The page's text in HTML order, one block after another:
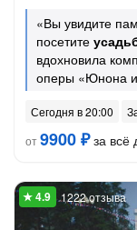
«Вы увидите
посетите
вдохновила
оперы «Юнона
Сегодня в 20:00
от9900 ₽за всё
1222 отзыва